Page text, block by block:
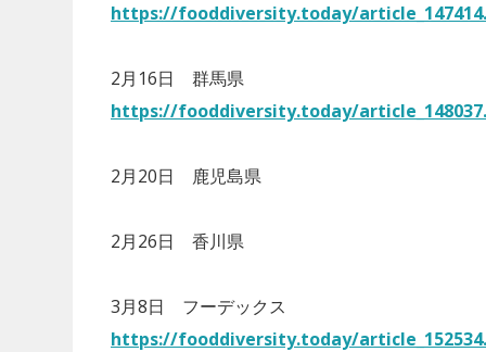
https://fooddiversity.today/
2月16日 群馬県
https://fooddiversity.today/
2月20日 鹿児島県
2月26日 香川県
3月8日 フーデックス
https://fooddiversity.today/
替肉メーカーの
対策について